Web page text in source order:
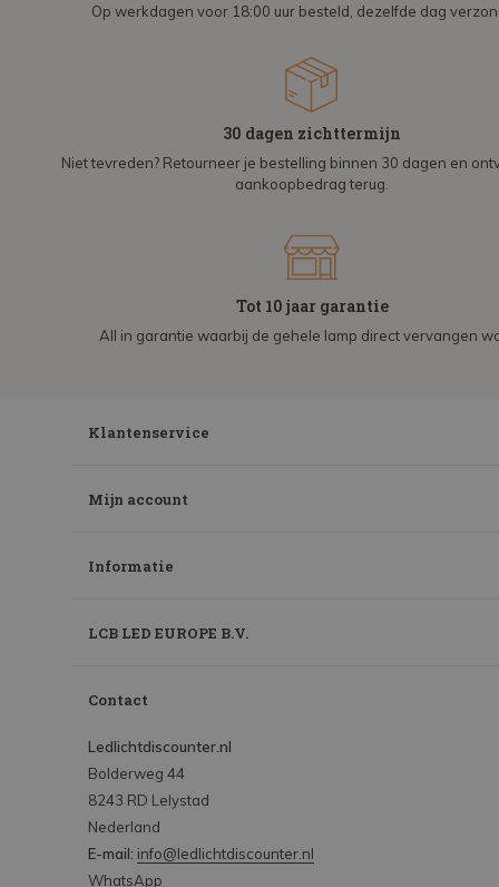
Op werkdagen voor 18:00 uur besteld, dezelfde dag
30 dagen zichttermijn
Niet tevreden? Retourneer je bestelling binnen 30 dagen en
aankoopbedrag terug.
Tot 10 jaar garantie
All in garantie waarbij de gehele lamp direct vervangen
Klantenservice
Mijn account
Informatie
LCB LED EUROPE B.V.
Contact
Ledlichtdiscounter.nl
Bolderweg 44
8243 RD Lelystad
Nederland
E-mail: info@ledlichtdiscounter.nl
WhatsApp